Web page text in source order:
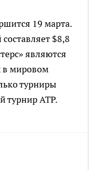
19 марта.
$8,8
являются
в мировом
турниры
турнир ATP.